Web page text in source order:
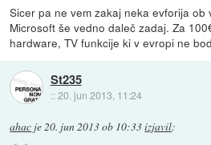
Sicer pa ne vem zakaj neka evforija ob
Microsoft še vedno daleč zadaj. Za
hardware, TV funkcije ki v evropi ne
St235
::20. jun 2013, 11:24
ahac je20. jun 2013 ob 10:33izjavil: